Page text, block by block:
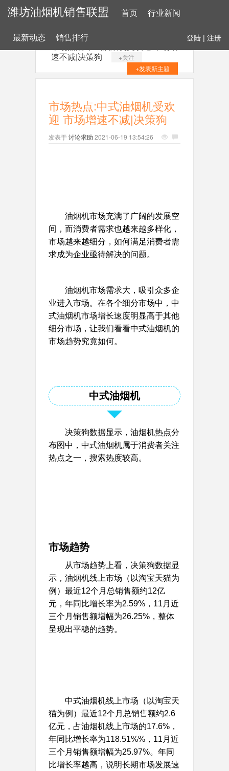
潍坊油烟机销售联盟 首页 行业新闻
最新动态 销售排行 登陆 | 注册
速不减|决策狗
+关注
+发表新主题
市场热点:中式油烟机受欢
迎 市场增速不减|决策狗
发表于讨论求助 2021-06-19 13:54:26
油烟机市场充满了广阔的发展空
间，而消费者需求也越来越多样化，
市场越来越细分，如何满足消费者需
求成为企业亟待解决的问题。
油烟机市场需求大，吸引众多企
业进入市场。在各个细分市场中，中
式油烟机市场增长速度明显高于其他
细分市场，让我们看看中式油烟机的
市场趋势究竟如何。
中式油烟机
决策狗数据显示， 油烟机热点分
布图中， 中式油烟机属于消费者关注
热点之一，搜索热度较高。
市场趋势
从市场趋势上看，决策狗数据显
示，油烟机线上市场（以淘宝天猫为
例）最近12个月总销售额约12亿
元，年同比增长率为2.59%，11月近
三个月销售额增幅为26.25%，整体
呈现出平稳的趋势。
中式油烟机线上市场（以淘宝天
猫为例）最近12个月总销售额约2.6
亿元，占油烟机线上市场的17.6%，
年同比增长率为118.51%%，11月近
三个月销售额增幅为25.97%。年同
比增长率越高，说明长期市场发展速